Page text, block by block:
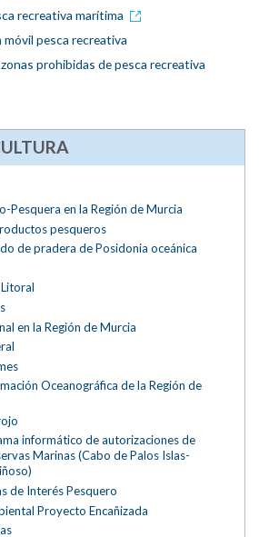
recreativa marítima
móvil pesca recreativa
prohibidas de pesca recreativa
Pesquera en la Región de Murcia
pesqueros
de pradera de Posidonia oceánica
en la Región de Murcia
Oceanográfica de la Región de
informático de autorizaciones de
Marinas (Cabo de Palos Islas-
de Interés Pesquero
Proyecto Encañizada